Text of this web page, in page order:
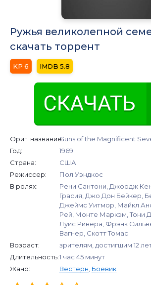
Ружья великолепной
скачать торрент
6 5.8
Ориг. название:Guns of the Magnificent
Год:
1969
Страна:
США
Режиссер:
Пол Уэндкос
В ролях:
Рени Сантони, Джордж
Грасия, Джо Дон Бейкер,
Джеймс Уитмор, Майкл
Рей, Монте Маркэм, Тони
Луис Ривера, Фрэнк
Вагнер, Скотт Томас
Возраст:
зрителям, достигшим 12
Длительность:1 час 45 минут
Жанр:
Вестерн Боевик